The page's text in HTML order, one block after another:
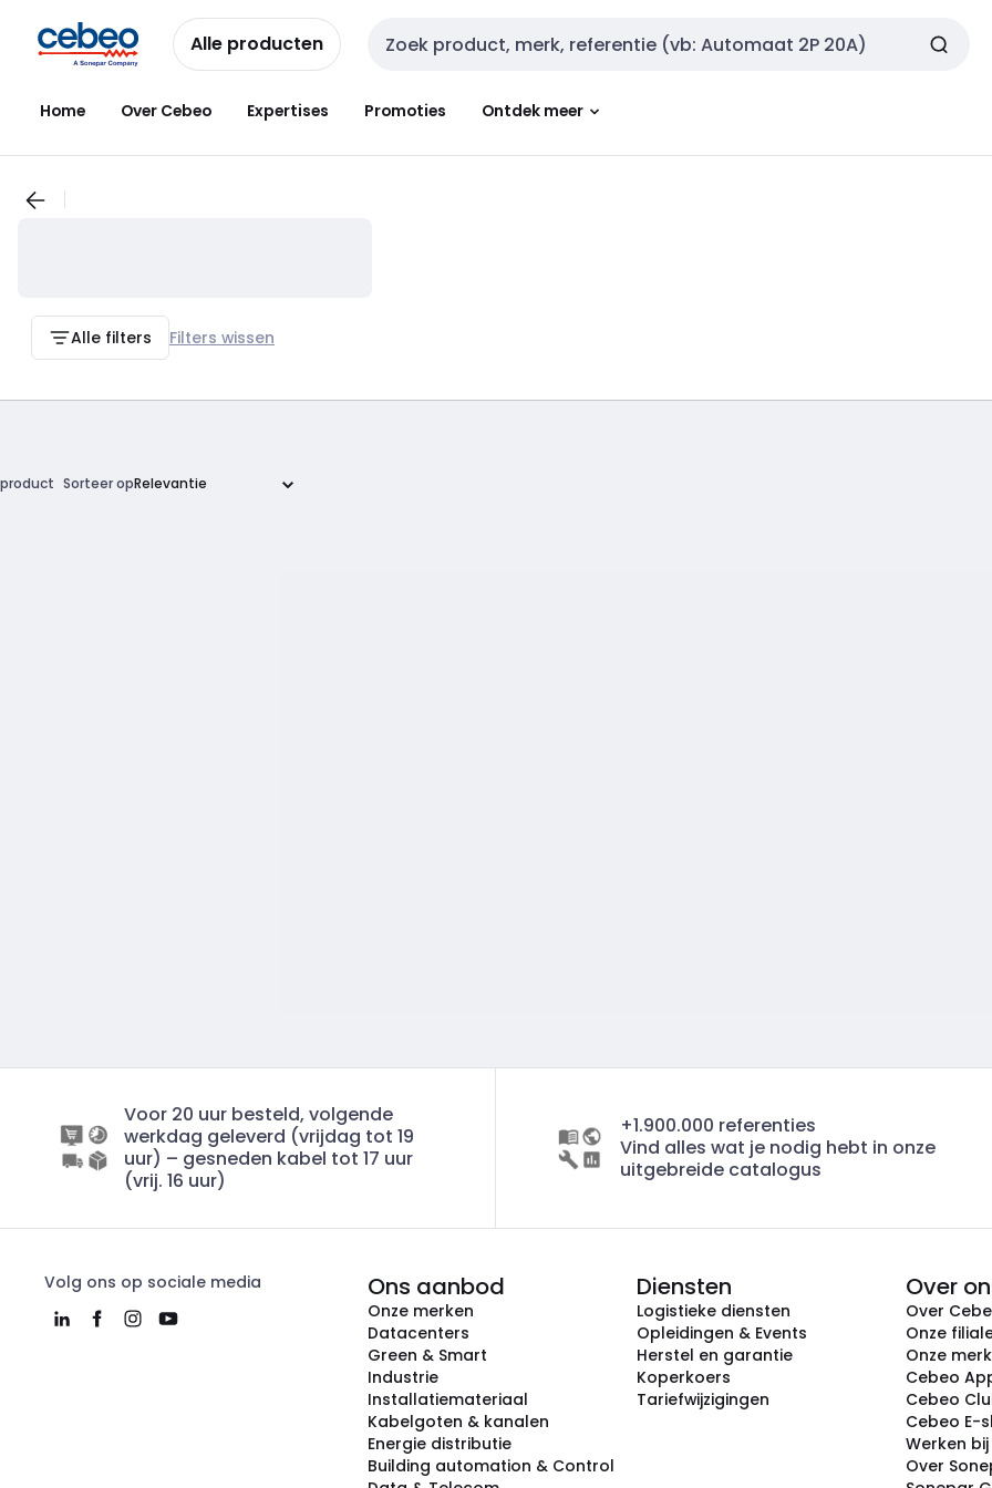
naar
navigatie
naar
inhoud
Alle producten Zoekveld invoer
Home Over Cebeo Expertises Promoties Ontdek meer
Alle filters Filters wissen
product Sorteer op
Voor 20 uur besteld, volgende
werkdag geleverd (vrijdag tot 19
uur) – gesneden kabel tot 17 uur
(vrij. 16 uur)
+1.900.000 referenties
Vind alles wat je nodig hebt in onze
uitgebreide catalogus
Volg ons op sociale media Ons aanbod
Onze merken
Datacenters
Green & Smart
Industrie
Installatiemateriaal
Kabelgoten & kanalen
Energie distributie
Building automation & Control
Diensten
Logistieke diensten
Opleidingen & Events
Herstel en garantie
Koperkoers
Tariefwijzigingen
Over
Over
Onze
Onze
Cebeo
Cebeo
Cebeo E-
Werken
Over